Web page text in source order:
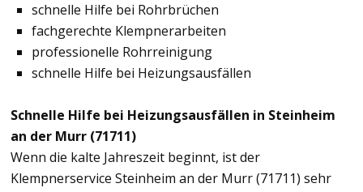
schnelle Hilfe bei Rohrbrüchen
fachgerechte Klempnerarbeiten
professionelle Rohrreinigung
schnelle Hilfe bei Heizungsausfällen
Schnelle Hilfe bei Heizungsausfällen in Steinheim
an der Murr (71711)
Wenn die kalte Jahreszeit beginnt, ist der
Klempnerservice Steinheim an der Murr (71711) sehr